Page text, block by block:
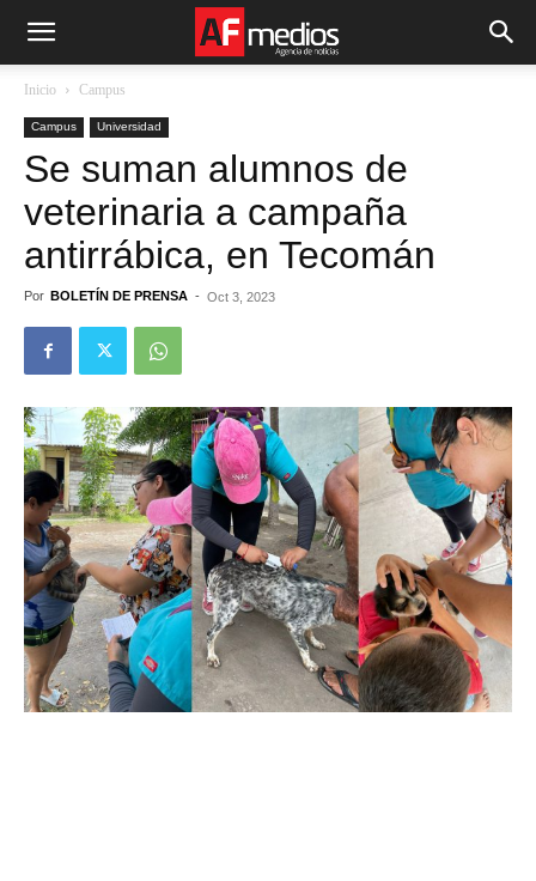
Inicio Campus
Campus Universidad
Se suman alumnos de
veterinaria a campaña
antirrábica, en Tecomán
Por BOLETÍN DE PRENSA - Oct 3, 2023